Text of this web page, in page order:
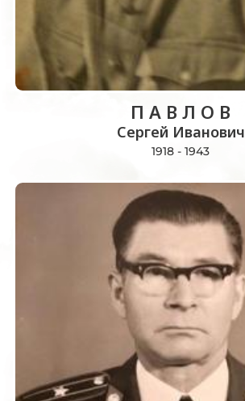
П А В Л О В
Сергей Иванович
1918 - 1943